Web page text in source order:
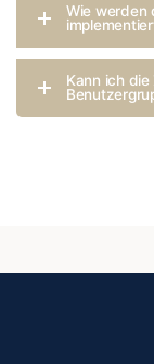
Wie werden
Kann ich